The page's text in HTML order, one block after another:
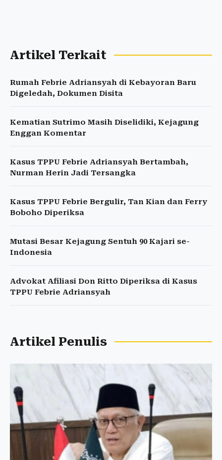
Artikel Terkait
Rumah Febrie Adriansyah di Kebayoran Baru
Digeledah, Dokumen Disita
Kematian Sutrimo Masih Diselidiki, Kejagung
Enggan Komentar
Kasus TPPU Febrie Adriansyah Bertambah,
Nurman Herin Jadi Tersangka
Kasus TPPU Febrie Bergulir, Tan Kian dan Ferry
Boboho Diperiksa
Mutasi Besar Kejagung Sentuh 90 Kajari se-
Indonesia
Advokat Afiliasi Don Ritto Diperiksa di Kasus
TPPU Febrie Adriansyah
Artikel Penulis